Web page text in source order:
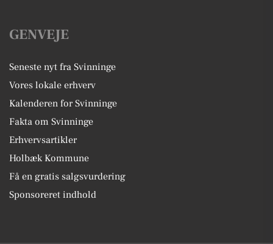
GENVEJE
Seneste nyt fra Svinninge
Vores lokale erhverv
Kalenderen for Svinninge
Fakta om Svinninge
Erhvervsartikler
Holbæk Kommune
Få en gratis salgsvurdering
Sponsoreret indhold